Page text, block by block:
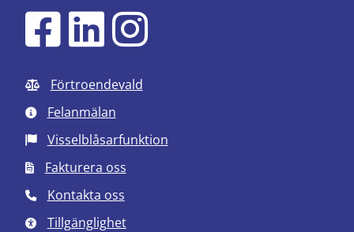
Förtroendevald
Felanmälan
Visselblåsarfunktion
Fakturera oss
Kontakta oss
Tillgänglighet